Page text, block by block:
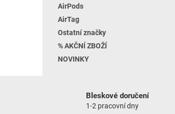
AirPods
AirTag
Ostatní značky
% AKČNÍ ZBOŽÍ
NOVINKY
Bleskové doručení
1-2 pracovní dny